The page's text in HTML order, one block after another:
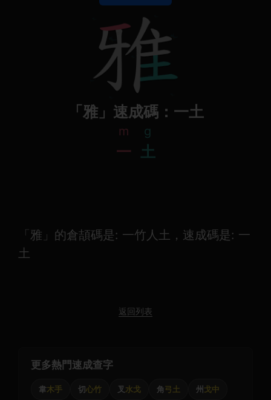
「雅」速成碼：一土
m
一
g
土
「雅」的倉頡碼是: 一竹人土，速成碼是: 一
土
返回列表
更多熱門速成查字
韋木手 切心竹 叉 水戈 角弓土 州 戈中